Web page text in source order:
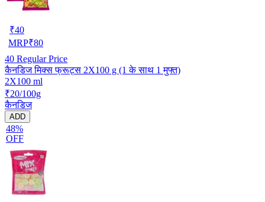
₹40
MRP₹80
40 Regular Price
कैनडिज मिक्स फ्रूट्स 2X100 g (1 के साथ 1 मुफ्त)
2X100 ml
₹20/100g
कैनडिज
ADD
48%
OFF